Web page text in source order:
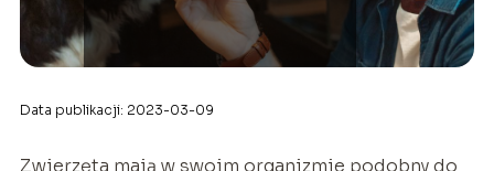
Data publikacji: 2023-03-09
Zwierzęta mają w swoim organizmie podobny do